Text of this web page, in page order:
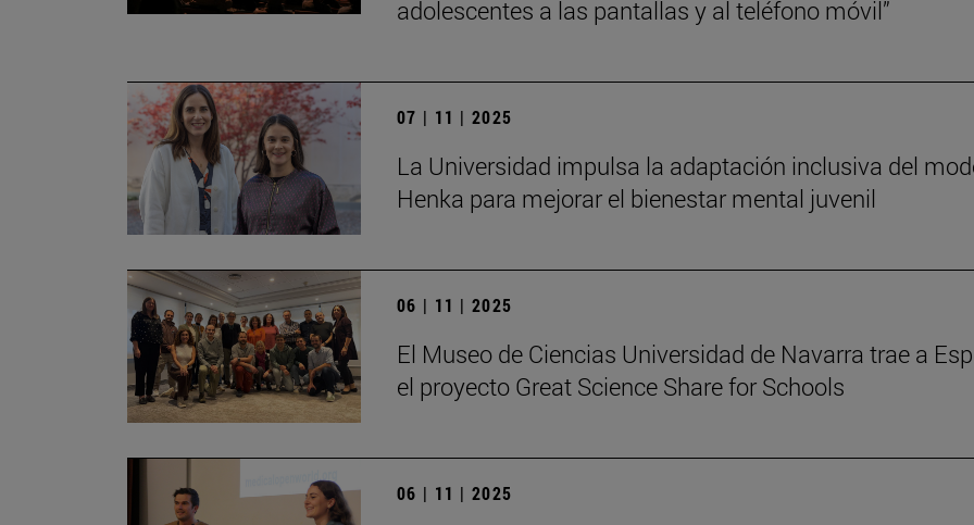
adolescentes a las pantallas y al teléfono móvil”
07 | 11 | 2025
La Universidad impulsa la adaptación inclusiva del
Henka para mejorar el bienestar mental juvenil
06 | 11 | 2025
El Museo de Ciencias Universidad de Navarra trae a
el proyecto Great Science Share for Schools
06 | 11 | 2025